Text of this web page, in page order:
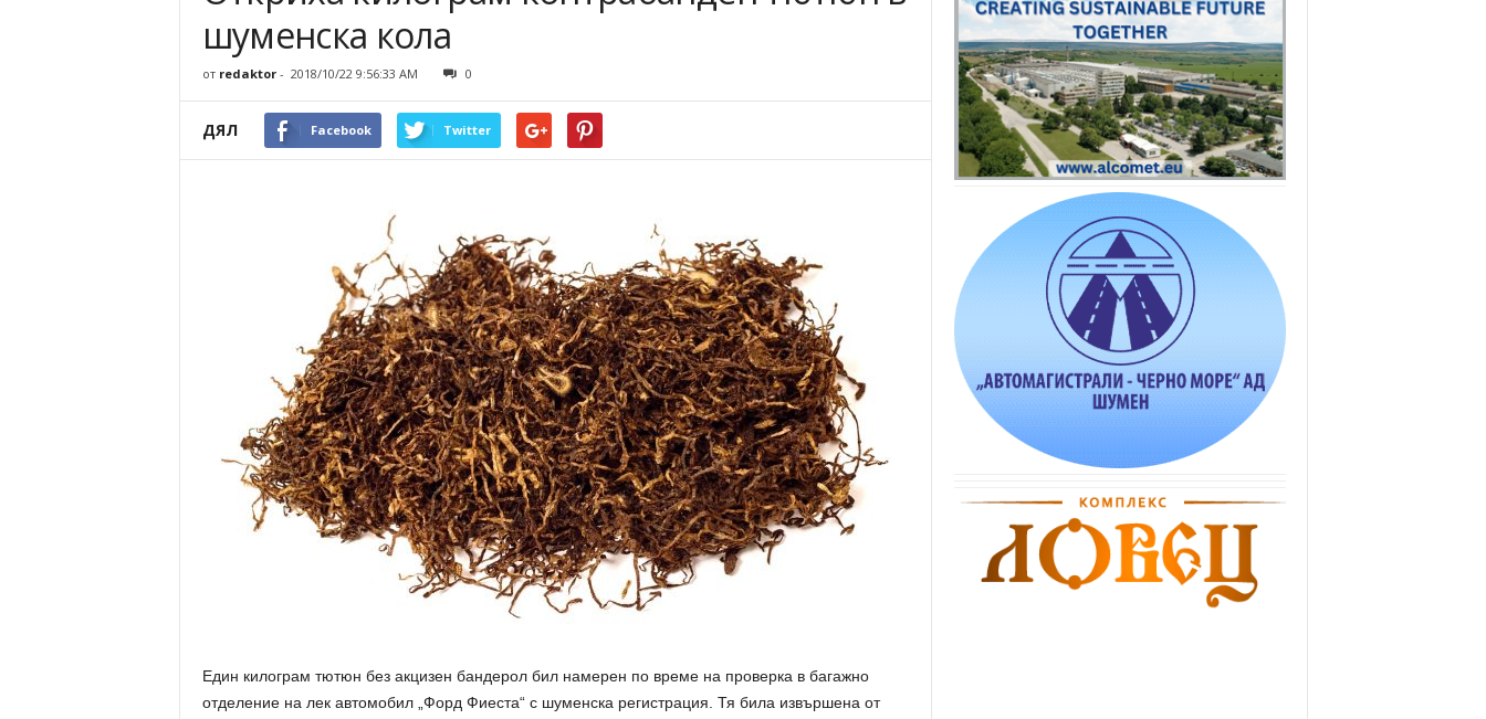
шуменска кола
от redaktor- 2018/10/22 9:56:33 AM 0
ДЯЛ Facebook Twitter
Един килограм тютюн без акцизен бандерол бил намерен по време на проверка в багажно
отделение на лек автомобил „Форд Фиеста“ с шуменска регистрация. Тя била извършена от